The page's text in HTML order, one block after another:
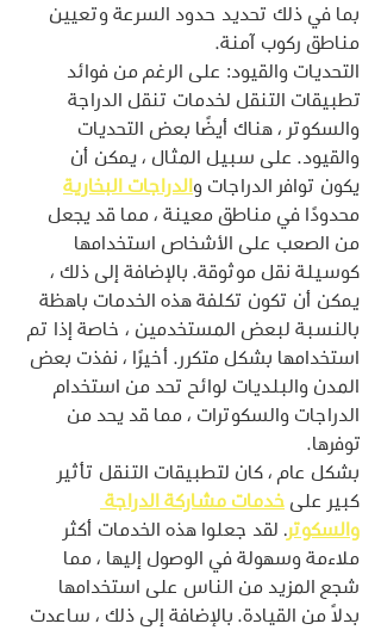
بما في ذلك تحديد حدود السرعة وتعيين
مناطق ركوب آمنة.
التحديات والقيود: على الرغم من فوائد
تطبيقات التنقل لخدمات تنقل الدراجة
والسكوتر ، هناك أيضًا بعض التحديات
والقيود. على سبيل المثال ، يمكن أن
يكون توافر الدراجات و الدراجات البخارية
محدودًا في مناطق معينة ، مما قد يجعل
من الصعب على الأشخاص استخدامها
كوسيلة نقل موثوقة. بالإضافة إلى ذلك ،
يمكن أن تكون تكلفة هذه الخدمات باهظة
بالنسبة لبعض المستخدمين ، خاصة إذا تم
استخدامها بشكل متكرر. أخيرًا ، نفذت بعض
المدن والبلديات لوائح تحد من استخدام
الدراجات والسكوترات ، مما قد يحد من
توفرها.
بشكل عام ، كان لتطبيقات التنقل تأثير
كبير على خدمات مشاركة الدراجة
والسكوتر. لقد جعلوا هذه الخدمات أكثر
ملاءمة وسهولة في الوصول إليها ، مما
شجع المزيد من الناس على استخدامها
بدلاً من القيادة. بالإضافة إلى ذلك ، ساعدت